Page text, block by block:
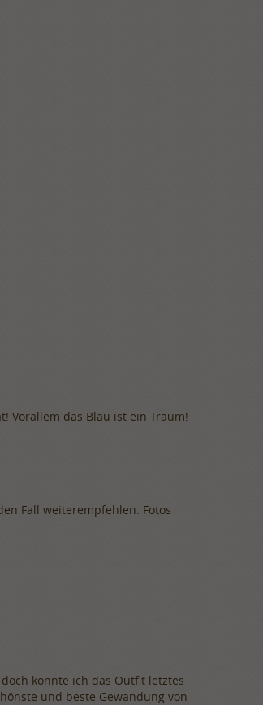
Vorallem das Blau ist ein Traum!
Fall weiterempfehlen. Fotos
konnte ich das Outfit letztes
und beste Gewandung von